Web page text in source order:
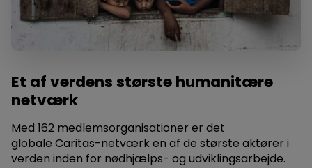
Et af verdens største humanitære
netværk
Med 162 medlemsorganisationer er det
globale Caritas-netværk en af de største aktører i
verden inden for nødhjælps- og udviklingsarbejde.